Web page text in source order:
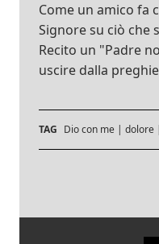
Come un amico fa
Signore su ciò che
Recito un "Padre
uscire dalla
TAG Dio con me | dolore